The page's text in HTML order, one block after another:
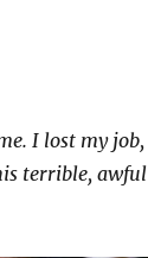
I lost my job,
terrible, awful